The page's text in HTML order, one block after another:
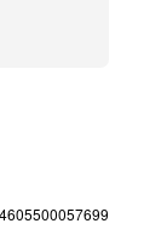
4605500057699